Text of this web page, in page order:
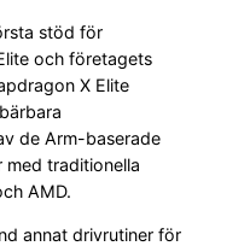
stöd för
och företagets
X Elite
de Arm-baserade
traditionella
AMD.
annat drivrutiner för